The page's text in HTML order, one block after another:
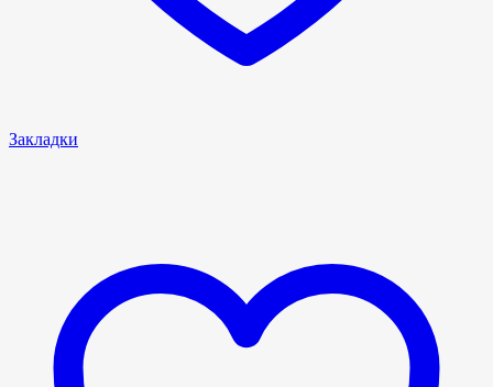
Закладки